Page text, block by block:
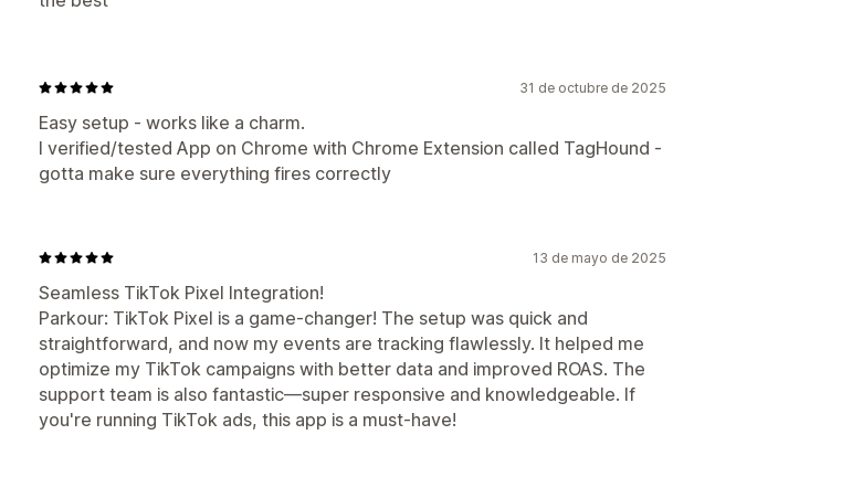
31 de octubre de 2025
Easy setup - works like a charm.
I verified/tested App on Chrome with Chrome Extension called TagHound -
gotta make sure everything fires correctly
13 de mayo de 2025
Seamless TikTok Pixel Integration!
Parkour: TikTok Pixel is a game-changer! The setup was quick and
straightforward, and now my events are tracking flawlessly. It helped me
optimize my TikTok campaigns with better data and improved ROAS. The
support team is also fantastic—super responsive and knowledgeable. If
you're running TikTok ads, this app is a must-have!